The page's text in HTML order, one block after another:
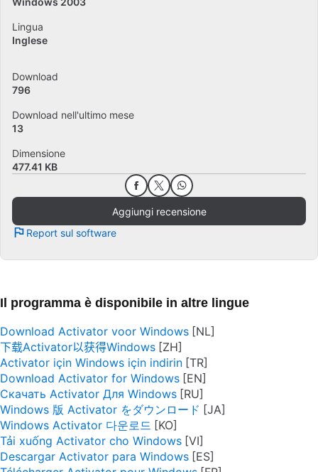
Lingua
Inglese
Download
796
Download nell'ultimo mese
13
Dimensione
477.41 KB
Aggiungi recensione
Report sul software
Il programma è disponibile in altre lingue
Download Activator voor Windows
下载Activator以获得Windows
Activator için Windows için indirin
Download Activator for Windows
Скачать Activator Для Windows
Windows 版 Activator をダウンロード
Windows Activator 다운로드
Tải xuống Activator cho Windows
Descargar Activator para Windows